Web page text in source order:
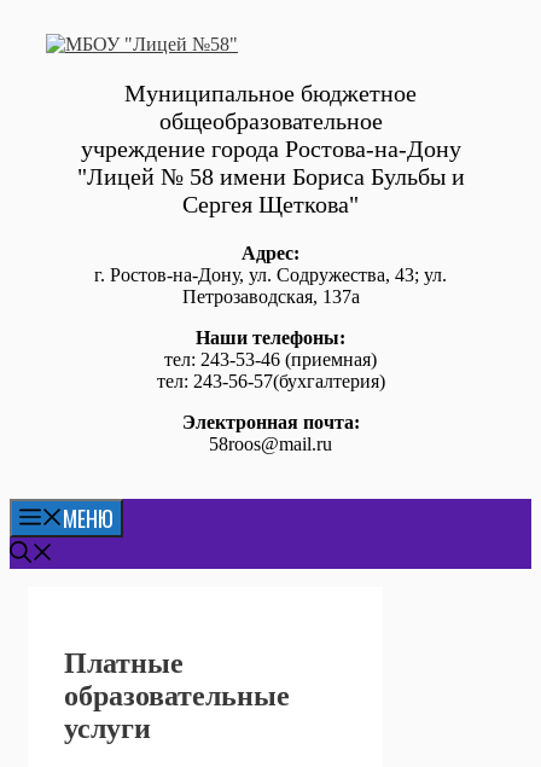
Муниципальное бюджетное
общеобразовательное
учреждение города Ростова-на-Дону
"Лицей № 58 имени Бориса Бульбы и
Сергея Щеткова"
Адрес:
г. Ростов-на-Дону, ул. Содружества, 43; ул.
Петрозаводская, 137а
Наши телефоны:
тел: 243-53-46 (приемная)
тел: 243-56-57(бухгалтерия)
Электронная почта:
58roos@mail.ru
МЕНЮ
Платные
образовательные
услуги